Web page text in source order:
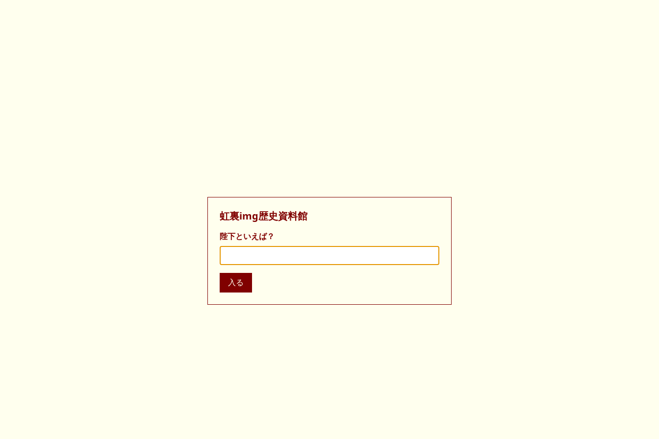
虹裏img歴史資料館
陛下といえば？
入る